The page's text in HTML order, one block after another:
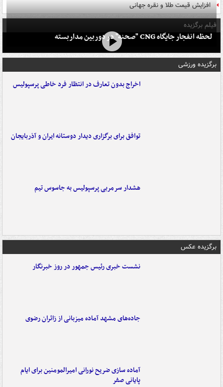
افزایش قیمت طلا و نقره جهانی
فیلم برگزیده
لحظه انفجار جایگاه CNG "صحنه" در دوربین مداربسته
برگزیده ورزشی
اخراج بدون تعارف در انتظار فرد خاطی پرسپولیس
توافق برای برگزاری دیدار دوستانه ایران و آذربایجان
هشدار سرمربی پرسپولیس به جاسوس تیم
برگزیده عکس
نشست خبری رئیس جمهور در روز خبرنگار
جاده‌های مشهد آماده میزبانی از زائران رضوی
آماده سازی ضریح نورانی امیرالمومنین برای ایام
پایانی صفر